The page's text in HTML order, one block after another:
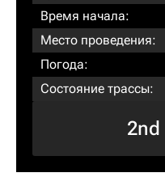
Время начала:
Место проведения:
Погода:
Состояние трассы:
2nd